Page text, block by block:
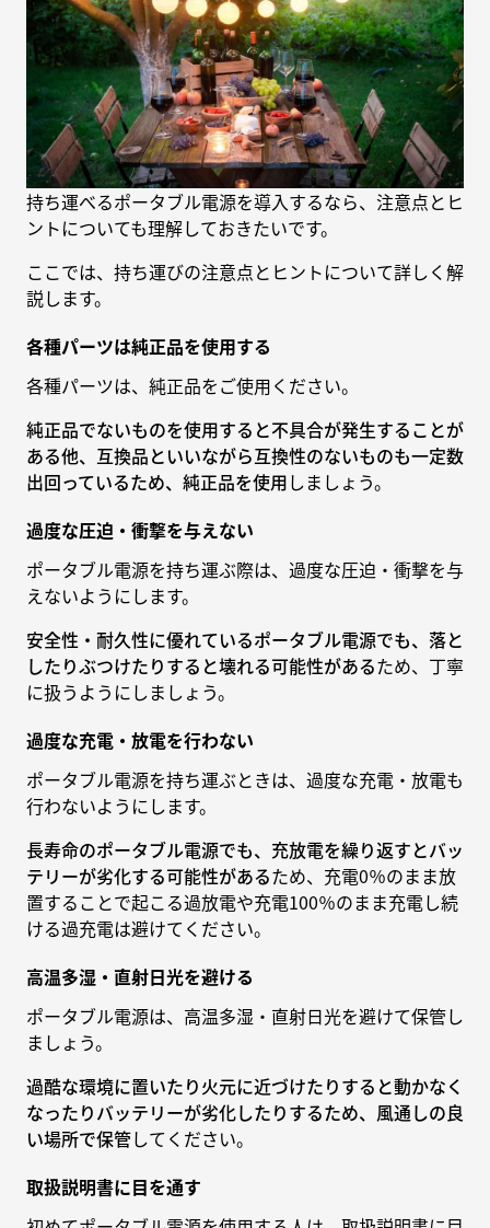
持ち運べるポータブル電源を導入するなら、注意点とヒ
ントについても理解しておきたいです。
ここでは、持ち運びの注意点とヒントについて詳しく解
説します。
各種パーツは純正品を使用する
各種パーツは、純正品をご使用ください。
純正品でないものを使用すると不具合が発生することが
ある他、互換品といいながら互換性のないものも一定数
出回っているため、純正品を使用しましょう。
過度な圧迫・衝撃を与えない
ポータブル電源を持ち運ぶ際は、過度な圧迫・衝撃を与
えないようにします。
安全性・耐久性に優れているポータブル電源でも、落と
したりぶつけたりすると壊れる可能性があるため、丁寧
に扱うようにしましょう。
過度な充電・放電を行わない
ポータブル電源を持ち運ぶときは、過度な充電・放電も
行わないようにします。
長寿命のポータブル電源でも、充放電を繰り返すとバッ
テリーが劣化する可能性があるため、充電0％のまま放
置することで起こる過放電や充電100％のまま充電し続
ける過充電は避けてください。
高温多湿・直射日光を避ける
ポータブル電源は、高温多湿・直射日光を避けて保管し
ましょう。
過酷な環境に置いたり火元に近づけたりすると動かなく
なったりバッテリーが劣化したりするため、風通しの良
い場所で保管してください。
取扱説明書に目を通す